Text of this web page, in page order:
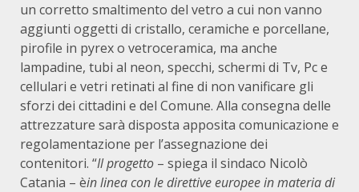
un corretto smaltimento del vetro a cui non vanno
aggiunti oggetti di cristallo, ceramiche e porcellane,
pirofile in pyrex o vetroceramica, ma anche
lampadine, tubi al neon, specchi, schermi di Tv, Pc e
cellulari e vetri retinati al fine di non vanificare gli
sforzi dei cittadini e del Comune. Alla consegna delle
attrezzature sarà disposta apposita comunicazione e
regolamentazione per l’assegnazione dei
contenitori. “Il progetto – spiega il sindaco Nicolò
Catania – èin linea con le direttive europee in materia di